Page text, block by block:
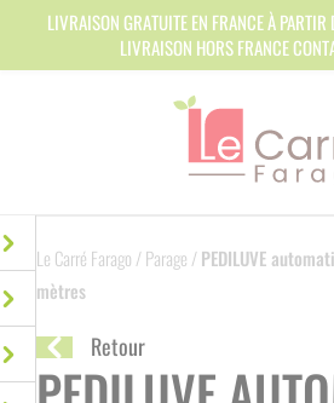
Le Carré Farago /Parage /PEDILUVE
mètres
Retour
LIVRAISON GRATUITE EN FRANCE À
LIVRAISON HORS FRANCE
Panneau de gestion des cookies